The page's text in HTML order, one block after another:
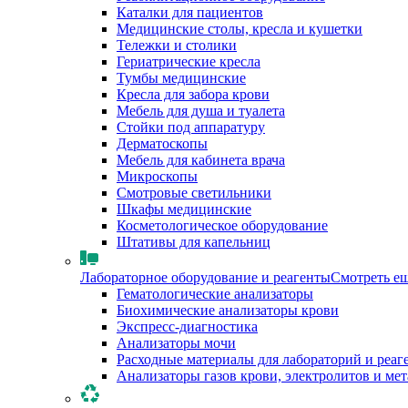
Каталки для пациентов
Медицинские столы, кресла и кушетки
Тележки и столики
Гериатрические кресла
Тумбы медицинские
Кресла для забора крови
Мебель для душа и туалета
Стойки под аппаратуру
Дерматоскопы
Мебель для кабинета врача
Микроскопы
Смотровые светильники
Шкафы медицинские
Косметологическое оборудование
Штативы для капельниц
Лабораторное оборудование и реагентыСмотреть
Гематологические анализаторы
Биохимические анализаторы крови
Экспресс-диагностика
Анализаторы мочи
Расходные материалы для лабораторий и
Анализаторы газов крови, электролитов и